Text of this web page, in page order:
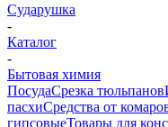
Сударушка
-
Каталог
-
Бытовая химия
ПосудаСрезка тюльпанов
пасхиСредства от
гипсовыеТовары для